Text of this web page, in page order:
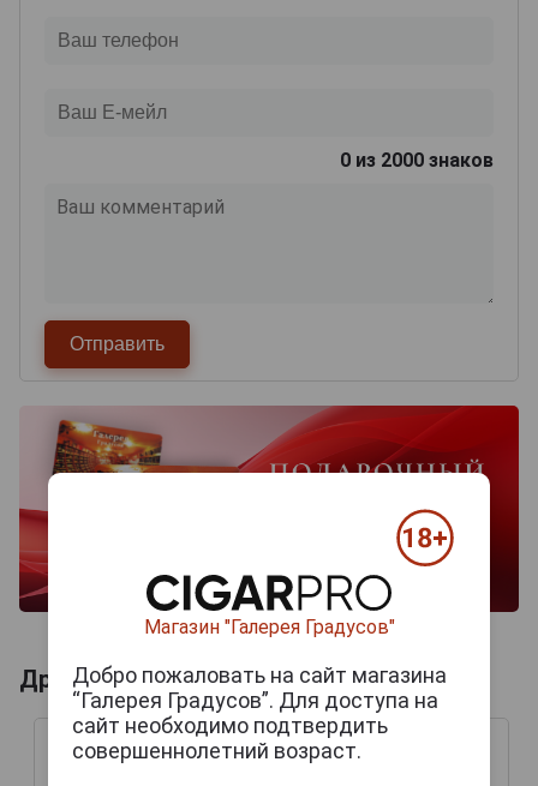
0 из 2000 знаков
Другие продукты бренда DAVIDOFF
Магазин "Галерея Градусов"
Добро пожаловать на сайт магазина
“Галерея Градусов”. Для доступа на
сайт необходимо подтвердить
совершеннолетний возраст.